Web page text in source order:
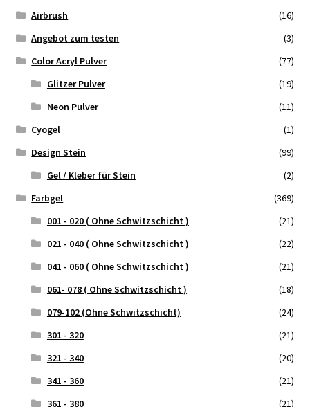
Airbrush
(16)
Angebot zum testen
(3)
Color Acryl Pulver
(77)
Glitzer Pulver
(19)
Neon Pulver
(11)
Cyogel
(1)
Design Stein
(99)
Gel / Kleber für Stein
(2)
Farbgel
(369)
001 - 020 ( Ohne Schwitzschicht )
(21)
021 - 040 ( Ohne Schwitzschicht )
(22)
041 - 060 ( Ohne Schwitzschicht )
(21)
061- 078 ( Ohne Schwitzschicht )
(18)
079-102 (Ohne Schwitzschicht)
(24)
301 - 320
(21)
321 - 340
(20)
341 - 360
(21)
361 - 380
(21)